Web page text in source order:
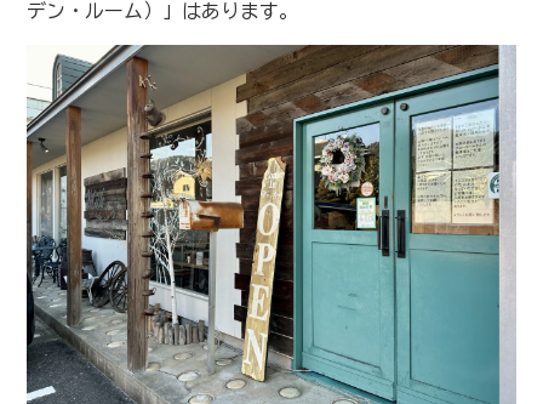
デン・ルーム）」はあります。